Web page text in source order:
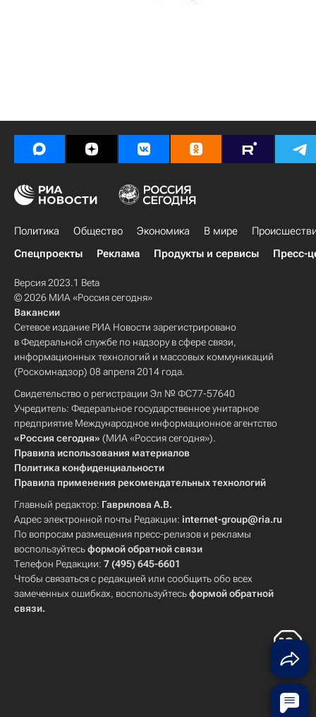
Политика Общество Экономика В мире
Спецпроекты
Реклама Продукты и сервисы Пресс-
Версия 2023.1 Beta
© 2026 МИА «Россия сегодня»
Вакансии
Сетевое издание РИА Новости зарегистрировано
в Федеральной службе по надзору в сфере связи,
информационных технологий и массовых коммуникаций
(Роскомнадзор) 08 апреля 2014 года.
Свидетельство о регистрации Эл № ФС77-57640
Учредитель: Федеральное государственное унитарное
предприятие Международное информационное агентство
«Россия сегодня» (МИА «Россия сегодня»).
Правила использования материалов
Политика конфиденциальности
Правила применения рекомендательных технологий
Главный редактор: Гаврилова А.В.
Адрес электронной почты Редакции: internet-group@ria.ru
По вопросам размещения пресс-релизов и рекламы
воспользуйтесьформой обратной связи
Телефон Редакции: 7 (495) 645-6601
Чтобы связаться с редакцией или сообщить обо всех
замеченных ошибках, воспользуйтесьформой обратной
связи.